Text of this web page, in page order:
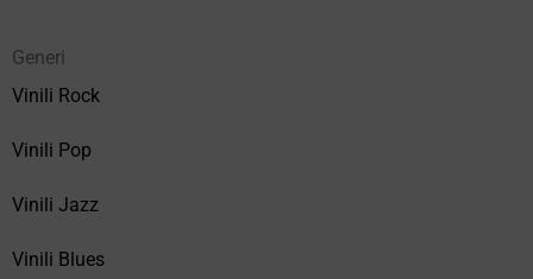
Generi
Vinili Rock
Vinili Pop
Vinili Jazz
Vinili Blues